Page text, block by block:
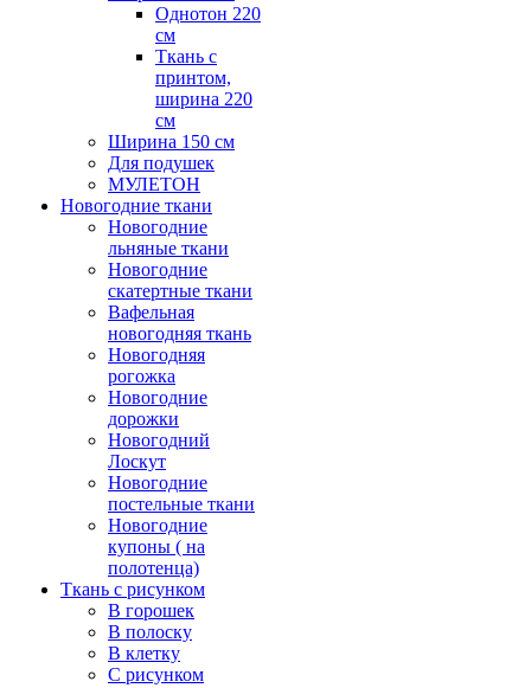
Однотон 220
см
Ткань с
принтом,
ширина 220
см
Ширина 150 см
Для подушек
МУЛЕТОН
Новогодние ткани
Новогодние
льняные ткани
Новогодние
скатертные ткани
Вафельная
новогодняя ткань
Новогодняя
рогожка
Новогодние
дорожки
Новогодний
Лоскут
Новогодние
постельные ткани
Новогодние
купоны ( на
полотенца)
Ткань с рисунком
В горошек
В полоску
В клетку
С рисунком